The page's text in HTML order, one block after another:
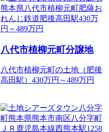
八代市植柳元町分譲地
八代市植柳元町の土地（肥後
高田駅）430万円 ～489万円